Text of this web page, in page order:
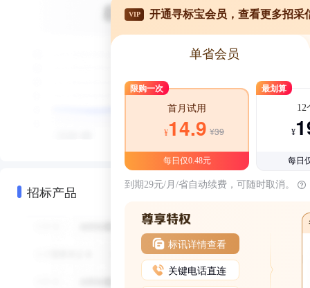
招标产品
VIP 开通寻标宝会员，查看更多招采
单省会员
限购一次
首月试用
¥14.9 ¥39
每日仅0.48元
最划算
12
¥
每日
到期29元/月/省自动续费，可随时取消。
标讯详情查看
关键电话直连